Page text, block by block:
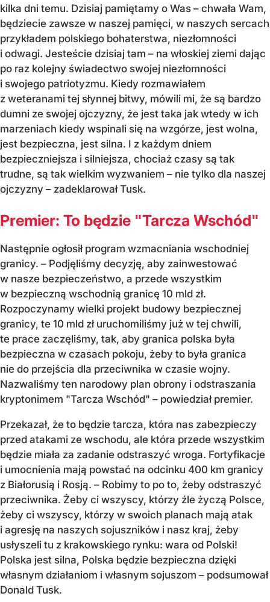
kilka dni temu. Dzisiaj pamiętamy o Was – chwała Wam,
będziecie zawsze w naszej pamięci, w naszych sercach
przykładem polskiego bohaterstwa, niezłomności
i odwagi. Jesteście dzisiaj tam – na włoskiej ziemi dając
po raz kolejny świadectwo swojej niezłomności
i swojego patriotyzmu. Kiedy rozmawiałem
z weteranami tej słynnej bitwy, mówili mi, że są bardzo
dumni ze swojej ojczyzny, że jest taka jak wtedy w ich
marzeniach kiedy wspinali się na wzgórze, jest wolna,
jest bezpieczna, jest silna. I z każdym dniem
bezpieczniejsza i silniejsza, chociaż czasy są tak
trudne, są tak wielkim wyzwaniem – nie tylko dla naszej
ojczyzny – zadeklarował Tusk.
Premier: To będzie "Tarcza Wschód"
Następnie ogłosił program wzmacniania wschodniej
granicy. – Podjęliśmy decyzję, aby zainwestować
w nasze bezpieczeństwo, a przede wszystkim
w bezpieczną wschodnią granicę 10 mld zł.
Rozpoczynamy wielki projekt budowy bezpiecznej
granicy, te 10 mld zł uruchomiliśmy już w tej chwili,
te prace zaczęliśmy, tak, aby granica polska była
bezpieczna w czasach pokoju, żeby to była granica
nie do przejścia dla przeciwnika w czasie wojny.
Nazwaliśmy ten narodowy plan obrony i odstraszania
kryptonimem "Tarcza Wschód" – powiedział premier.
Przekazał, że to będzie tarcza, która nas zabezpieczy
przed atakami ze wschodu, ale która przede wszystkim
będzie miała za zadanie odstraszyć wroga. Fortyfikacje
i umocnienia mają powstać na odcinku 400 km granicy
z Białorusią i Rosją. – Robimy to po to, żeby odstraszyć
przeciwnika. Żeby ci wszyscy, którzy źle życzą Polsce,
żeby ci wszyscy, którzy w swoich planach mają atak
i agresję na naszych sojuszników i nasz kraj, żeby
usłyszeli tu z krakowskiego rynku: wara od Polski!
Polska jest silna, Polska będzie bezpieczna dzięki
własnym działaniom i własnym sojuszom – podsumował
Donald Tusk.